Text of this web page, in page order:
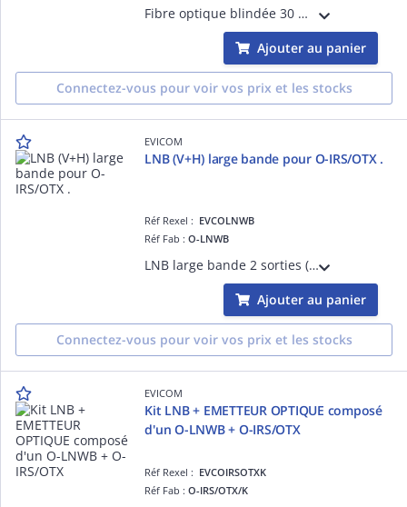
Fibre optique blindée 30 mètres Pour utilisation en intérieur Pré-connectorisée FC/PC
Ajouter au panier
Connectez-vous pour voir vos prix et les stocks
EVICOM
LNB (V+H) large bande pour O-IRS/OTX .
Réf Rexel : EVCOLNWB
Réf Fab :O-LNWB
LNB large bande 2 sorties (Vertical et horizontal) Gain : 50- 62 dB Facteur de bruit : 0.5 dB Fréquence de l'oscillateur 10.41 GHz
Ajouter au panier
Connectez-vous pour voir vos prix et les stocks
EVICOM
Kit LNB + EMETTEUR OPTIQUE composé
d'un O-LNWB + O-IRS/OTX
Réf Rexel : EVCOIRSOTXK
Réf Fab :O-IRS/OTX/K